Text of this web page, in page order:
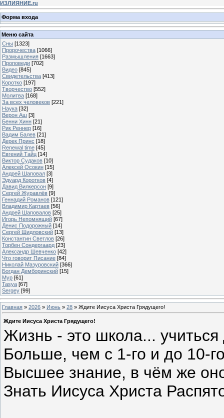
ИЗЛИЯНИЕ.ru
Форма входа
Меню сайта
Сны [1323]
Пророчества [1066]
Размышления [1663]
Проповеди [702]
Видео [845]
Свидетельства [413]
Коротко [197]
Творчество [552]
Молитва [168]
За всех человеков [221]
Наука [32]
Верон Аш [3]
Бенни Хинн [21]
Рик Реннер [16]
Вадим Балев [21]
Дерек Принс [18]
Renewal time [45]
Евгений Тайц [14]
Виктор Судаков [10]
Алексей Осокин [15]
Андрей Шаповал [3]
Эдуард Коротков [4]
Давид Вилкерсон [9]
Сергей Журавлёв [9]
Геннадий Романов [121]
Владимир Картаев [56]
Андрей Шаповалов [25]
Игорь Непомнящий [67]
Денис Подорожный [14]
Сергей Шидловский [13]
Константин Светлов [26]
Торбен Сондергаард [23]
Александр Шевченко [42]
Что говорит Писание [84]
Николай Мазуровский [366]
Богдан Демборинский [15]
Мур [61]
Tasya [67]
Sergey [99]
Главная » 2026 » Июнь » 28 » Ждите Иисуса Христа Грядущего!
Ждите Иисуса Христа Грядущего!
Жизнь - это школа... учиться
Больше, чем с 1-го и до 10-
Высшее знание, в чём же
Знать Иисуса Христа